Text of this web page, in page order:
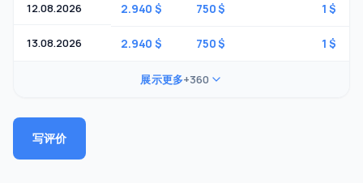
12.08.2026 2.940 $ 750 $ 1 $
13.08.2026 2.940 $ 750 $ 1 $
展示更多+360
写评价